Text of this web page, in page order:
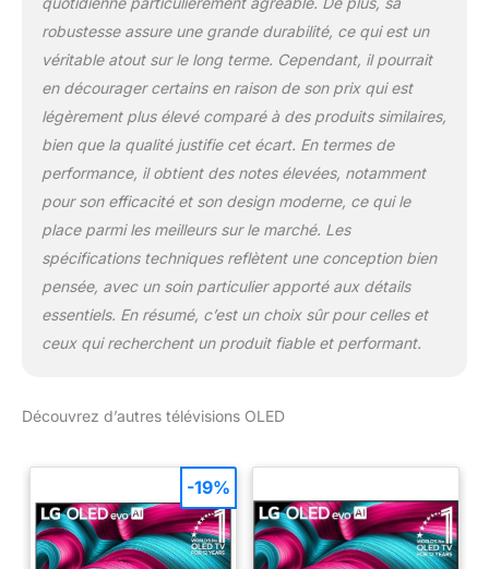
robustesse assure une grande durabilité, ce qui est un
véritable atout sur le long terme. Cependant, il pourrait
en décourager certains en raison de son prix qui est
légèrement plus élevé comparé à des produits similaires,
bien que la qualité justifie cet écart. En termes de
performance, il obtient des notes élevées, notamment
pour son efficacité et son design moderne, ce qui le
place parmi les meilleurs sur le marché. Les
spécifications techniques reflètent une conception bien
pensée, avec un soin particulier apporté aux détails
essentiels. En résumé, c’est un choix sûr pour celles et
ceux qui recherchent un produit fiable et performant.
Découvrez d’autres télévisions OLED
-19%